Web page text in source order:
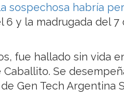
la sospechosa habría
y la madrugada del 7
fue hallado sin vida
Se
Gen Tech Argentina